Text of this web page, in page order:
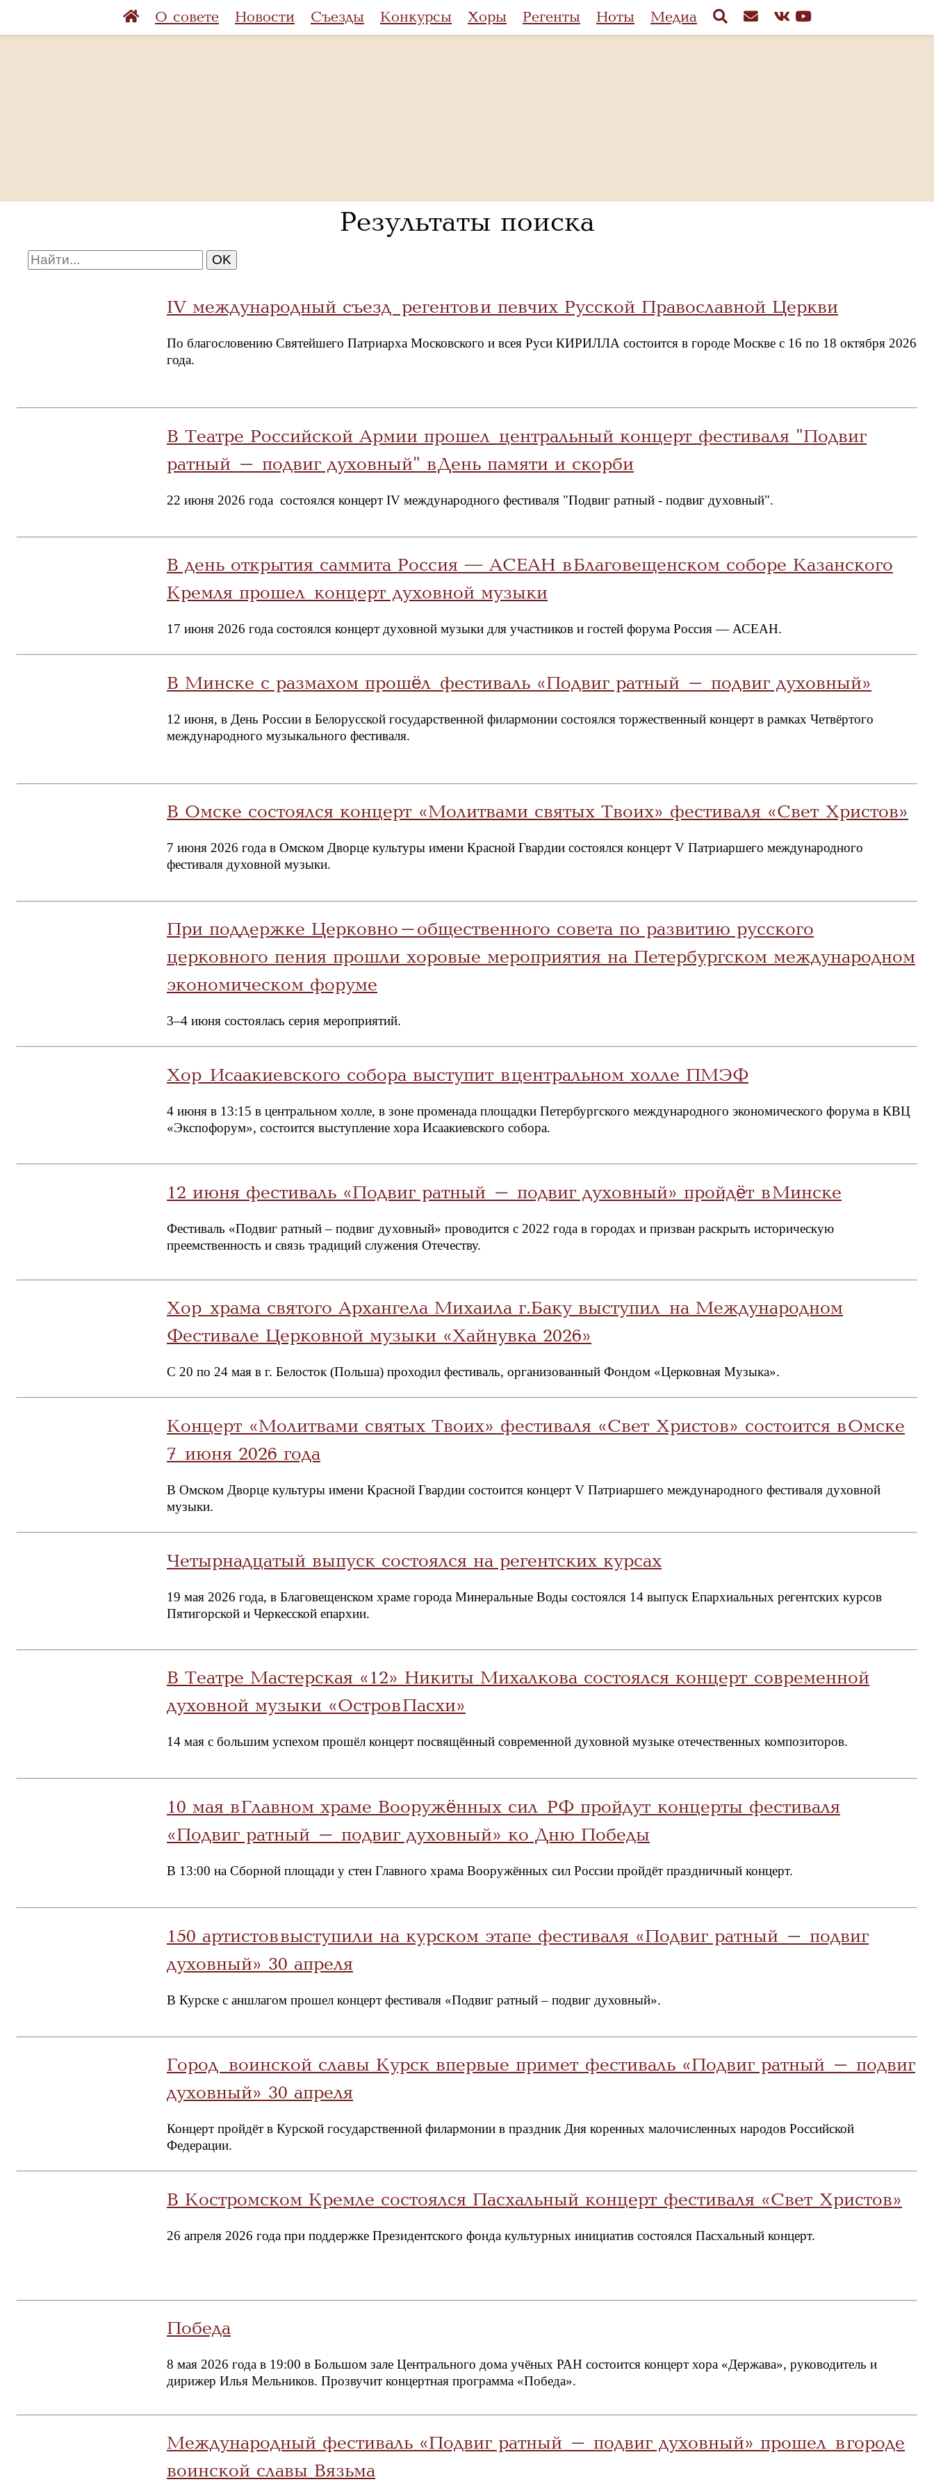
О совете Новости Съезды Конкурсы Хоры Регенты Ноты Медиа
Результаты поиска
IV международный съезд регентов и певчих Русской Православной Церкви
По благословению Святейшего Патриарха Московского и всея Руси КИРИЛЛА состоится в городе Москве с 16 по 18 октября 2026
года.
В Театре Российской Армии прошел центральный концерт фестиваля "Подвиг
ратный - подвиг духовный" в День памяти и скорби
22 июня 2026 года состоялся концерт IV международного фестиваля "Подвиг ратный - подвиг духовный".
В день открытия саммита Россия — АСЕАН в Благовещенском соборе Казанского
Кремля прошел концерт духовной музыки
17 июня 2026 года состоялся концерт духовной музыки для участников и гостей форума Россия — АСЕАН.
В Минске с размахом прошёл фестиваль «Подвиг ратный – подвиг духовный»
12 июня, в День России в Белорусской государственной филармонии состоялся торжественный концерт в рамках Четвёртого
международного музыкального фестиваля.
В Омске состоялся концерт «Молитвами святых Твоих» фестиваля «Свет Христов»
7 июня 2026 года в Омском Дворце культуры имени Красной Гвардии состоялся концерт V Патриаршего международного
фестиваля духовной музыки.
При поддержке Церковно-общественного совета по развитию русского
церковного пения прошли хоровые мероприятия на Петербургском международном
экономическом форуме
3–4 июня состоялась серия мероприятий.
Хор Исаакиевского собора выступит в центральном холле ПМЭФ
4 июня в 13:15 в центральном холле, в зоне променада площадки Петербургского международного экономического форума в КВЦ
«Экспофорум», состоится выступление хора Исаакиевского собора.
12 июня фестиваль «Подвиг ратный – подвиг духовный» пройдёт в Минске
Фестиваль «Подвиг ратный – подвиг духовный» проводится с 2022 года в городах и призван раскрыть историческую
преемственность и связь традиций служения Отечеству.
Хор храма святого Архангела Михаила г.Баку выступил на Международном
Фестивале Церковной музыки «Хайнувка 2026»
С 20 по 24 мая в г. Белосток (Польша) проходил фестиваль, организованный Фондом «Церковная Музыка».
Концерт «Молитвами святых Твоих» фестиваля «Свет Христов» состоится в Омске
7 июня 2026 года
В Омском Дворце культуры имени Красной Гвардии состоится концерт V Патриаршего международного фестиваля духовной
музыки.
Четырнадцатый выпуск состоялся на регентских курсах
19 мая 2026 года, в Благовещенском храме города Минеральные Воды состоялся 14 выпуск Епархиальных регентских курсов
Пятигорской и Черкесской епархии.
В Театре Мастерская «12» Никиты Михалкова состоялся концерт современной
духовной музыки «Остров Пасхи»
14 мая с большим успехом прошёл концерт посвящённый современной духовной музыке отечественных композиторов.
10 мая в Главном храме Вооружённых сил РФ пройдут концерты фестиваля
«Подвиг ратный – подвиг духовный» ко Дню Победы
В 13:00 на Сборной площади у стен Главного храма Вооружённых сил России пройдёт праздничный концерт.
150 артистов выступили на курском этапе фестиваля «Подвиг ратный – подвиг
духовный» 30 апреля
В Курске с аншлагом прошел концерт фестиваля «Подвиг ратный – подвиг духовный».
Город воинской славы Курск впервые примет фестиваль «Подвиг ратный – подвиг
духовный» 30 апреля
Концерт пройдёт в Курской государственной филармонии в праздник Дня коренных малочисленных народов Российской
Федерации.
В Костромском Кремле состоялся Пасхальный концерт фестиваля «Свет Христов»
26 апреля 2026 года при поддержке Президентского фонда культурных инициатив состоялся Пасхальный концерт.
Победа
8 мая 2026 года в 19:00 в Большом зале Центрального дома учёных РАН состоится концерт хора «Держава», руководитель и
дирижер Илья Мельников. Прозвучит концертная программа «Победа».
Международный фестиваль «Подвиг ратный – подвиг духовный» прошел в городе
воинской славы Вязьма